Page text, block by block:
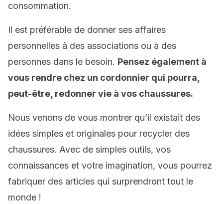
consommation.
Il est préférable de donner ses affaires
personnelles à des associations ou à des
personnes dans le besoin. Pensez également à
vous rendre chez un cordonnier qui pourra,
peut-être, redonner vie à vos chaussures.
Nous venons de vous montrer qu’il existait des
idées simples et originales pour recycler des
chaussures. Avec de simples outils, vos
connaissances et votre imagination, vous pourrez
fabriquer des articles qui surprendront tout le
monde !